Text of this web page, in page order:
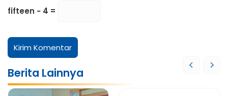
fifteen − 4 =
Berita Lainnya